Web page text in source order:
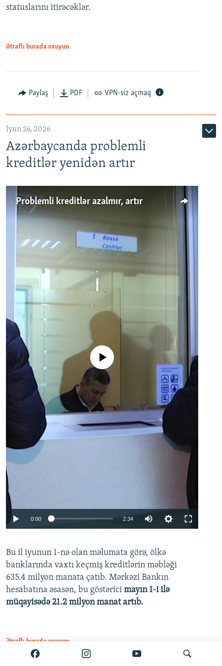
Auto 240p 360p 480p
720p 1080p
statuslarını itirəcəklər.
Ətraflı burada oxuyun
Paylaş PDF VPN-siz açmaq
İyun 26, 2026
Azərbaycanda problemli
kreditlər yenidən artır
Problemli kreditlər azalmır, artır
No media source currently available
0:00 2:34
360p
480p
720p
Bu il iyunun 1-nə olan məlumata görə, ölkə
banklarında vaxtı keçmiş kreditlərin məbləği
635.4 milyon manata çatıb. Mərkəzi Bankın
hesabatına əsasən, bu göstərici mayın 1-i ilə
müqayisədə 21.2 milyon manat artıb.
Ətraflı burada oxuyun